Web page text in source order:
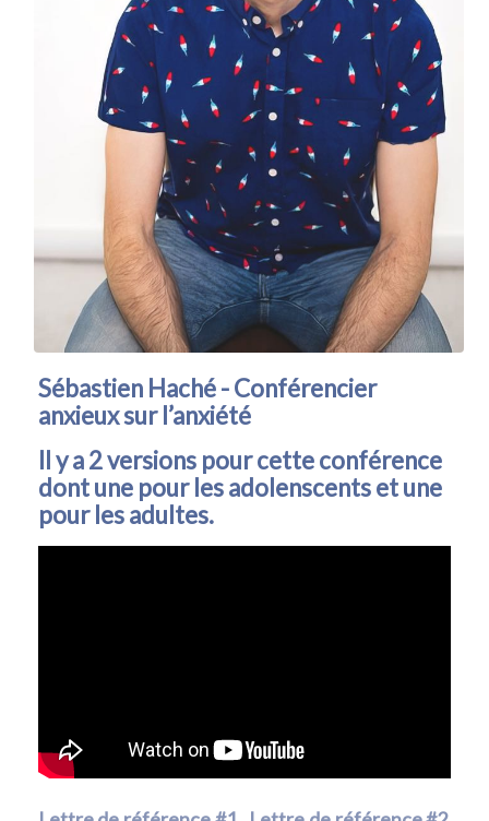
Sébastien Haché - Conférencier
anxieux sur l’anxiété
Il y a 2 versions pour cette conférence
dont une pour les adolenscents et une
pour les adultes.